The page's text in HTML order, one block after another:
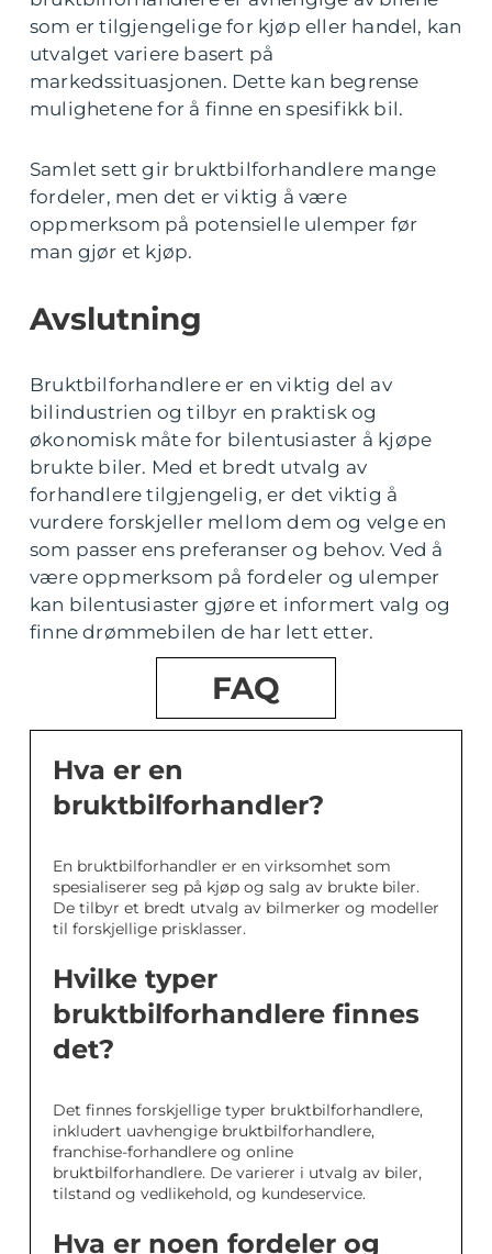
som er tilgjengelige for kjøp eller handel, kan
utvalget variere basert på
markedssituasjonen. Dette kan begrense
mulighetene for å finne en spesifikk bil.
Samlet sett gir bruktbilforhandlere mange
fordeler, men det er viktig å være
oppmerksom på potensielle ulemper før
man gjør et kjøp.
Avslutning
Bruktbilforhandlere er en viktig del av
bilindustrien og tilbyr en praktisk og
økonomisk måte for bilentusiaster å kjøpe
brukte biler. Med et bredt utvalg av
forhandlere tilgjengelig, er det viktig å
vurdere forskjeller mellom dem og velge en
som passer ens preferanser og behov. Ved å
være oppmerksom på fordeler og ulemper
kan bilentusiaster gjøre et informert valg og
finne drømmebilen de har lett etter.
FAQ
Hva er en
bruktbilforhandler?
En bruktbilforhandler er en virksomhet som
spesialiserer seg på kjøp og salg av brukte biler.
De tilbyr et bredt utvalg av bilmerker og modeller
til forskjellige prisklasser.
Hvilke typer
bruktbilforhandlere finnes
det?
Det finnes forskjellige typer bruktbilforhandlere,
inkludert uavhengige bruktbilforhandlere,
franchise-forhandlere og online
bruktbilforhandlere. De varierer i utvalg av biler,
tilstand og vedlikehold, og kundeservice.
Hva er noen fordeler og